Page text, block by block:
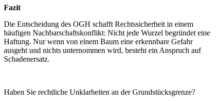
Fazit
Die Entscheidung des OGH schafft Rechtssicherheit in einem
häufigen Nachbarschaftskonflikt: Nicht jede Wurzel begründet eine
Haftung. Nur wenn von einem Baum eine erkennbare Gefahr
ausgeht und nichts unternommen wird, besteht ein Anspruch auf
Schadenersatz.
Haben Sie rechtliche Unklarheiten an der Grundstücksgrenze?